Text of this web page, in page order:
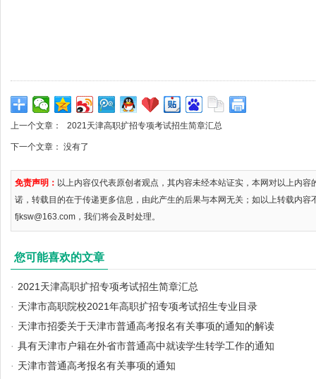
上一个文章： 2021天津高职扩招专项考试招生简章汇总
下一个文章： 没有了
免责声明： 以上内容仅代表原创者观点，其内容未经本站证实，本网对以上内
诺，转载目的在于传递更多信息，由此产生的后果与本网无关；如以上转载内容
fjksw@163.com，我们将会及时处理。
您可能喜欢的文章
· 2021天津高职扩招专项考试招生简章汇总
· 天津市高职院校2021年高职扩招专项考试招生专业目录
· 天津市招委关于天津市普通高考报名有关事项的通知的解读
· 具有天津市户籍在外省市普通高中就读学生转学工作的通知
· 天津市普通高考报名有关事项的通知